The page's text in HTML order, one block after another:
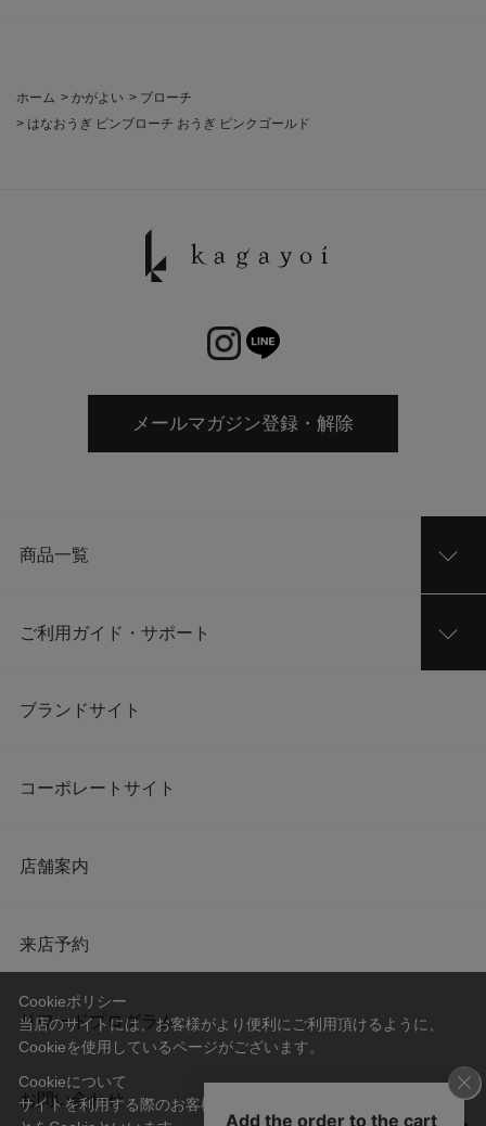
ホーム > かがよい > ブローチ
> はなおうぎ ピンブローチ おうぎ ピンクゴールド
メールマガジン登録・解除
商品一覧
ご利用ガイド・サポート
ブランドサイト
コーポレートサイト
店舗案内
来店予約
リワードプログラム
お問い合わせ
Cookieポリシー
当店のサイトには、お客様がより便利にご利用頂けるように、
Cookieを使用しているページがございます。
Cookieについて
サイトを利用する際のお客様情報をPC上で記録管理する技術のこ